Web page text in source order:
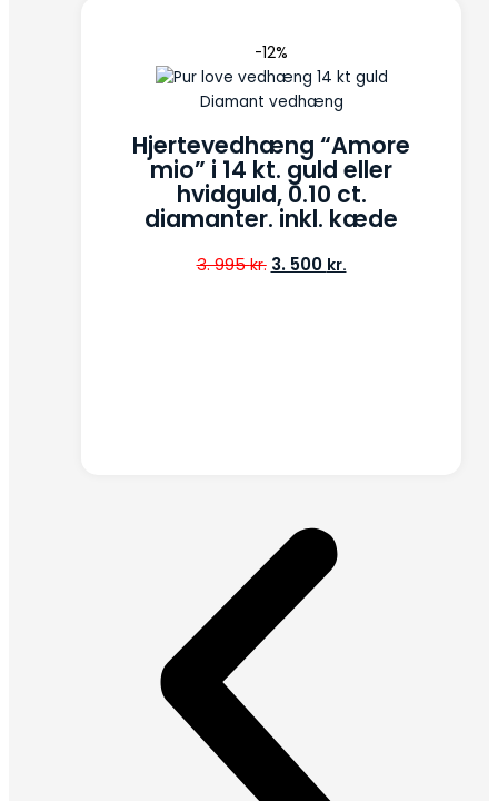
-12%
Diamant vedhæng
Hjertevedhæng “Amore
mio” i 14 kt. guld eller
hvidguld, 0.10 ct.
diamanter. inkl. kæde
3. 995kr. 3. 500 kr.